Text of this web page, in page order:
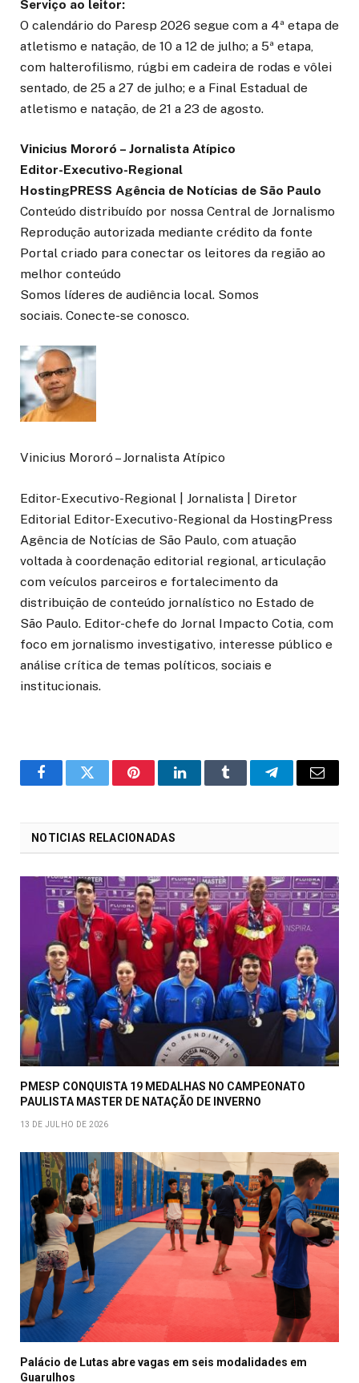
Serviço ao leitor:
O calendário do Paresp 2026 segue com a 4ª etapa de
atletismo e natação, de 10 a 12 de julho; a 5ª etapa,
com halterofilismo, rúgbi em cadeira de rodas e vôlei
sentado, de 25 a 27 de julho; e a Final Estadual de
atletismo e natação, de 21 a 23 de agosto.
Vinicius Mororó – Jornalista Atípico
Editor-Executivo-Regional
HostingPRESS Agência de Notícias de São Paulo
Conteúdo distribuído por nossa Central de Jornalismo
Reprodução autorizada mediante crédito da fonte
Portal criado para conectar os leitores da região ao
melhor conteúdo
Somos líderes de audiência local. Somos
sociais. Conecte-se conosco.
Vinicius Mororó – Jornalista Atípico
Editor-Executivo-Regional | Jornalista | Diretor
Editorial Editor-Executivo-Regional da HostingPress
Agência de Notícias de São Paulo, com atuação
voltada à coordenação editorial regional, articulação
com veículos parceiros e fortalecimento da
distribuição de conteúdo jornalístico no Estado de
São Paulo. Editor-chefe do Jornal Impacto Cotia, com
foco em jornalismo investigativo, interesse público e
análise crítica de temas políticos, sociais e
institucionais.
o
Twitter PinterestLinkedInTumblr Telegrama
E-
NOTICIAS RELACIONADAS
PMESP CONQUISTA 19 MEDALHAS NO CAMPEONATO
PAULISTA MASTER DE NATAÇÃO DE INVERNO
13 DE JULHO DE 2026
Palácio de Lutas abre vagas em seis modalidades em
Guarulhos